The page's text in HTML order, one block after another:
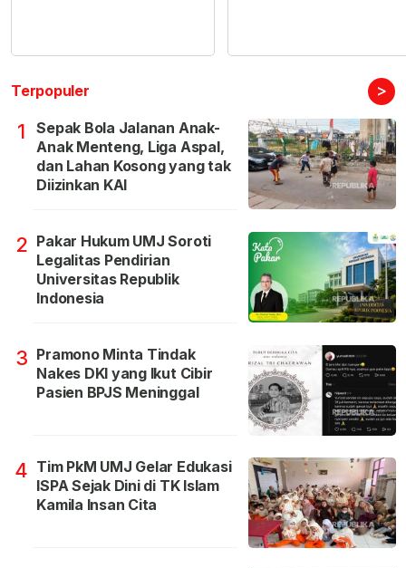
Terpopuler >
1
Sepak Bola Jalanan Anak-
Anak Menteng, Liga Aspal,
dan Lahan Kosong yang tak
Diizinkan KAI
2 Pakar Hukum UMJ Soroti
Legalitas Pendirian
Universitas Republik
Indonesia
3 Pramono Minta Tindak
Nakes DKI yang Ikut Cibir
Pasien BPJS Meninggal
4 Tim PkM UMJ Gelar Edukasi
ISPA Sejak Dini di TK Islam
Kamila Insan Cita